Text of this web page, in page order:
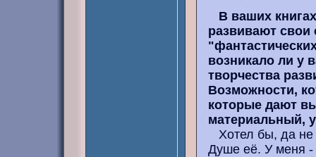
В ваших
развивают свои
возникало ли у
творчества
Возможности,
которые дают
материальный,
Хотел бы, да не
Душе её. У меня -